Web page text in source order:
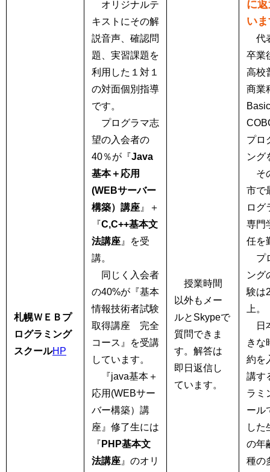
札幌ＷＥＢプ
ログラミング
スクールHP
オリジナルテ
キストにその解
説音声、確認問
題、実習課題を
利用した１対１
の対面個別指導
です。
プログラマ志
望の入会者の
40％が『Java
基本＋応用
(WEBサーバー
構築）講座 』＋
『C,C++基本文
法講座 』を受
講。
同じく入会者
の40%が『基本
情報技術者試験
取得講座 完全
コース』を受講
しています。
『java基本＋
応用(WEBサー
バー構築）講
座』修了生には
『 PHP基本文
法講座 』のオリ
授業時間
以外もメー
ルとSkypeで
質問できま
す。解答は
即日返信し
ています。
に
い
代
卒業
高校
商業
プロ
ング
そ
市で
ログ
専門
任を
プ
ング
験は
上。
日
きな
約を
講す
ラミ
ール
した
の年
種の